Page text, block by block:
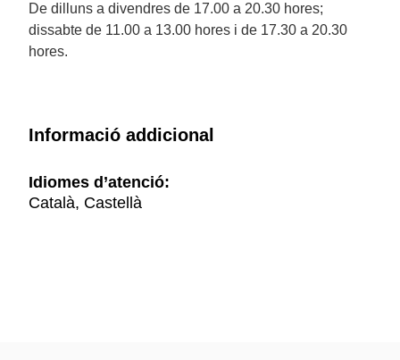
De dilluns a divendres de 17.00 a 20.30 hores;
dissabte de 11.00 a 13.00 hores i de 17.30 a 20.30
hores.
Informació addicional
Idiomes d’atenció:
Català, Castellà